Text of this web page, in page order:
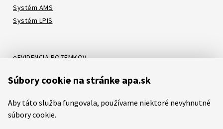
Súbory cookie na stránke apa.sk
Aby táto služba fungovala, používame niektoré nevyhnutné
súbory cookie.
Systém AMS
Systém LPIS
eEVIDENCIA POZEMKOV
Systém LORI
Systém ITMS